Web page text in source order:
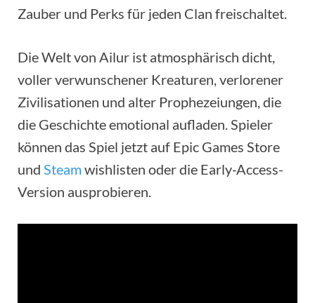
Zauber und Perks für jeden Clan freischaltet.
Die Welt von Ailur ist atmosphärisch dicht,
voller verwunschener Kreaturen, verlorener
Zivilisationen und alter Prophezeiungen, die
die Geschichte emotional aufladen. Spieler
können das Spiel jetzt auf Epic Games Store
und Steamwishlisten oder die Early-Access-
Version ausprobieren.